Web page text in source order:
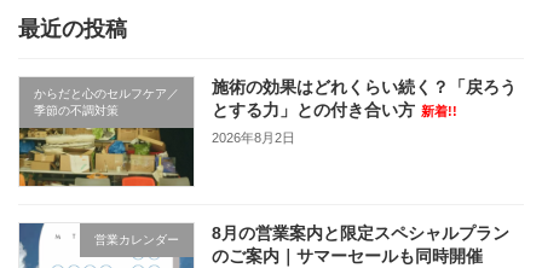
最近の投稿
からだと心のセルフケア／
季節の不調対策
施術の効果はどれくらい続く？「戻ろう
とする力」との付き合い方 新着!!
2026年8月2日
営業カレンダー
8月の営業案内と限定スペシャルプラン
のご案内｜サマーセールも同時開催